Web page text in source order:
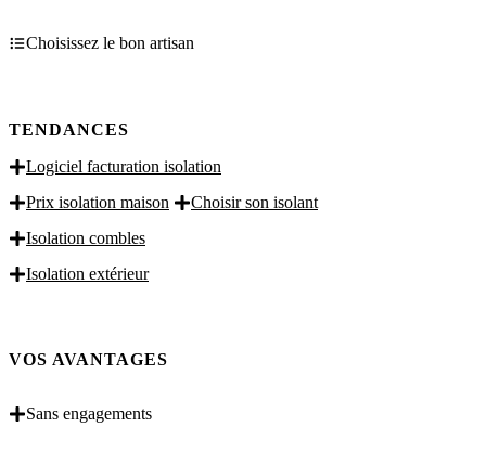
Choisissez le bon artisan
TENDANCES
Logiciel facturation isolation
Prix isolation maison
Choisir son isolant
Isolation combles
Isolation extérieur
VOS AVANTAGES
Sans engagements